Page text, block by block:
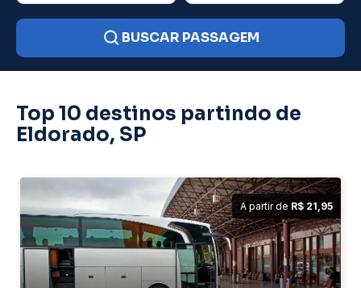
BUSCAR PASSAGEM
Top 10 destinos partindo de
Eldorado, SP
A partir de R$ 21,95